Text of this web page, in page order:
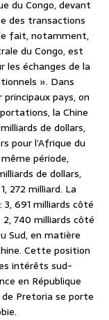
du Congo, devant
des transactions
fait, notamment,
du Congo, est
les échanges de la
». Dans
pays, on
la Chine
de dollars,
pour l’Afrique du
période,
de dollars,
272 milliard. La
691 milliards côté
740 milliards côté
Sud, en matière
Cette position
intérêts sud-
en République
Pretoria se porte